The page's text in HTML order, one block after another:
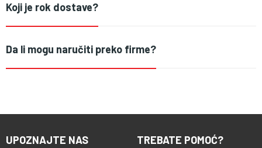
Koji je rok dostave?
Da li mogu naručiti preko firme?
UPOZNAJTE NAS TREBATE POMOĆ?